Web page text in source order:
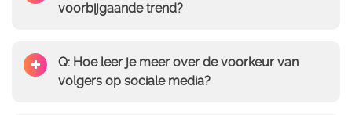
voorbijgaande trend?
Q: Hoe leer je meer over de voorkeur van
volgers op sociale media?